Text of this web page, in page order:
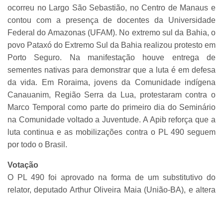
ocorreu no Largo São Sebastião, no Centro de Manaus e
contou com a presença de docentes da Universidade
Federal do Amazonas (UFAM). No extremo sul da Bahia, o
povo Pataxó do Extremo Sul da Bahia realizou protesto em
Porto Seguro. Na manifestação houve entrega de
sementes nativas para demonstrar que a luta é em defesa
da vida. Em Roraima, jovens da Comunidade indígena
Canauanim, Região Serra da Lua, protestaram contra o
Marco Temporal como parte do primeiro dia do Seminário
na Comunidade voltado a Juventude. A Apib reforça que a
luta continua e as mobilizações contra o PL 490 seguem
por todo o Brasil.
Votação
O PL 490 foi aprovado na forma de um substitutivo do
relator, deputado Arthur Oliveira Maia (União-BA), e altera